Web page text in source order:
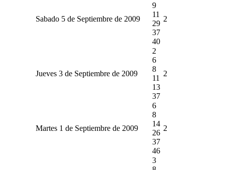
Sabado 5 de Septiembre de 2009
9
11
29
37
40
2
Jueves 3 de Septiembre de 2009
2
6
8
11
13
37
2
Martes 1 de Septiembre de 2009
6
8
14
26
37
46
2
3